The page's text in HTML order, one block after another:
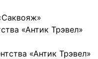
«Антик Трэвел»